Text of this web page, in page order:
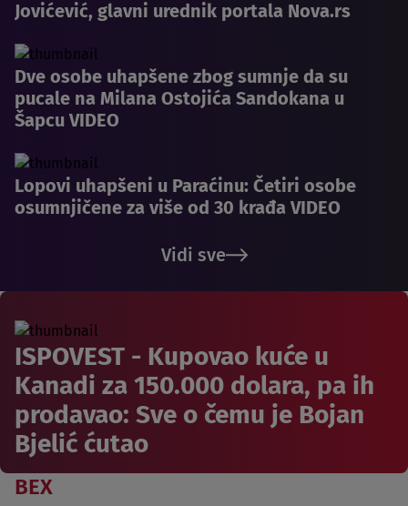
Jovićević, glavni urednik portala Nova.rs
Dve osobe uhapšene zbog sumnje da su
pucale na Milana Ostojića Sandokana u
Šapcu VIDEO
Lopovi uhapšeni u Paraćinu: Četiri osobe
osumnjičene za više od 30 krađa VIDEO
Vidi sve
ISPOVEST - Kupovao kuće u
Kanadi za 150.000 dolara, pa ih
prodavao: Sve o čemu je Bojan
Bjelić ćutao
BEX